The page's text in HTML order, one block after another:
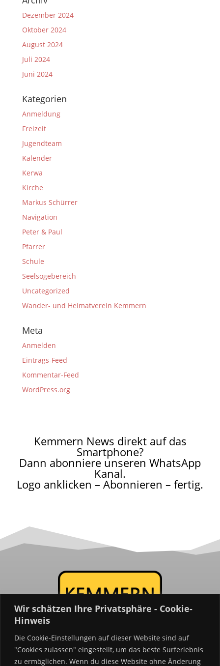
Wir schätzen Ihre Privatsphäre - Cookie-
Hinweis
Die Cookie-Einstellungen auf dieser Website sind auf
"Cookies zulassen" eingestellt, um das beste Surferlebnis
zu ermöglichen. Wenn du diese Website ohne Änderung
Dezember 2024
Oktober 2024
August 2024
Juli 2024
Juni 2024
Kategorien
Anmeldung
Freizeit
Jugendteam
Kalender
Kerwa
Kirche
Markus Schürrer
Navigation
Peter & Paul
Pfarrer
Schule
Seelsogebereich
Uncategorized
Wander- und Heimatverein Kemmern
Meta
Anmelden
Eintrags-Feed
Kommentar-Feed
WordPress.org
Kemmern News direkt auf das
Smartphone?
Dann abonniere unseren WhatsApp
Kanal.
Logo anklicken – Abonnieren – fertig.
Kemmern24.de